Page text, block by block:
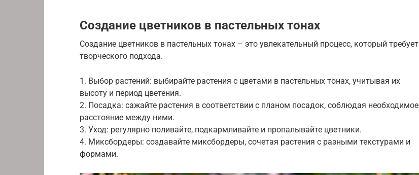
Создание цветников в пастельных тонах
Создание цветников в пастельных тонах – это увлекательный процесс, который требует
творческого подхода.
1. Выбор растений: выбирайте растения с цветами в пастельных тонах, учитывая их
высоту и период цветения.
2. Посадка: сажайте растения в соответствии с планом посадок, соблюдая необходимое
расстояние между ними.
3. Уход: регулярно поливайте, подкармливайте и пропалывайте цветники.
4. Миксбордеры: создавайте миксбордеры, сочетая растения с разными текстурами и
формами.